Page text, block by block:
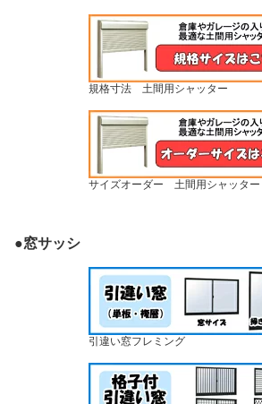
規格寸法 土間用シャッター
サイズオーダー 土間用シャッター
●窓サッシ
引違い窓フレミング